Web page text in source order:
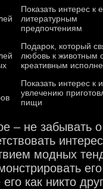
Показать интерес к
литературным
предпочтениям
Подарок, который
любовь к животным
креативным
Показать интерес к
увлечению
пищи
– не забывать
модных
его как никто